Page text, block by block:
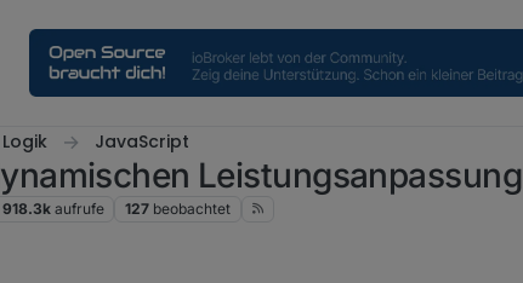
JavaScript
Leistungsanpassung
918.3k aufrufe 127 beobachtet